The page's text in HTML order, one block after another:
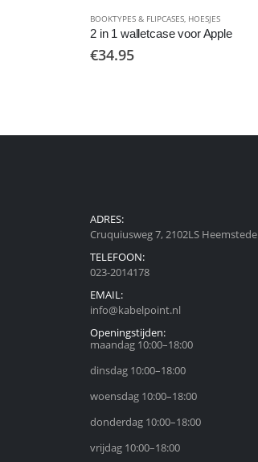
BOOKTYPES & FLIPCASES, HOESJES
2 in 1 walletcase voor Apple
€34.95
ADRES:
Cruquiusweg 7, 2102LS Heemstede
TELEFOON:
023-2014178
EMAIL:
info@kabelpoint.nl
Openingstijden:
maandag 10:00–18:00
dinsdag 10:00–18:00
woensdag 10:00–18:00
donderdag 10:00–18:00
vrijdag 10:00–18:00